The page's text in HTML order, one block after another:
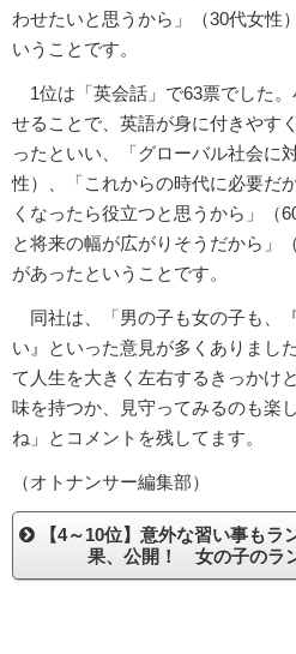
わせたいと思うから」（30代女性
いうことです。
1位は「英会話」で63票でした。
せることで、英語が身に付きやす
ったといい、「グローバル社会に
性）、「これからの時代に必要だ
くなったら役立つと思うから」（
と将来の幅が広がりそうだから」
があったということです。
同社は、「男の子も女の子も、
い』といった意見が多くありまし
て人生を大きく左右するきっかけ
味を持つか、見守ってみるのも楽
ね」とコメントを残してます。
（オトナンサー編集部）
【4～10位】意外な習い事も
果、公開！ 女の子のラ